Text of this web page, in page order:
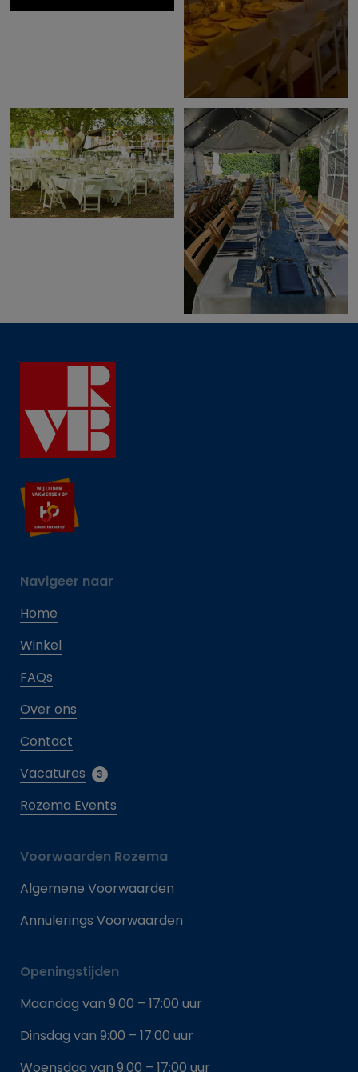
Navigeer naar
Home
Winkel
FAQs
Over ons
Contact
Vacatures
3
Rozema Events
Voorwaarden Rozema
Algemene Voorwaarden
Annulerings Voorwaarden
Openingstijden
Maandag van 9:00 – 17:00 uur
Dinsdag van 9:00 – 17:00 uur
Woensdag van 9:00 – 17:00 uur